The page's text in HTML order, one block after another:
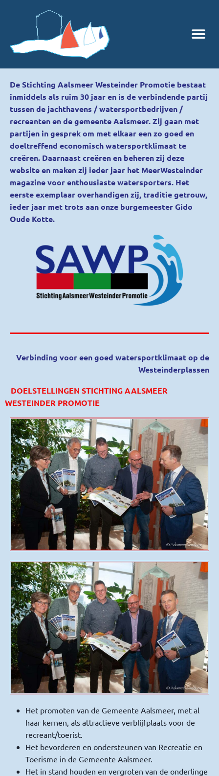
De Stichting Aalsmeer Westeinder Promotie bestaat
inmiddels als ruim 30 jaar en is de verbindende partij
tussen de jachthavens / watersportbedrijven /
recreanten en de gemeente Aalsmeer. Zij gaan met
partijen in gesprek om met elkaar een zo goed en
doeltreffend economisch watersportklimaat te
creëren. Daarnaast creëren en beheren zij deze
website en maken zij ieder jaar het MeerWesteinder
magazine voor enthousiaste watersporters. Het
eerste exemplaar overhandigen zij, traditie getrouw,
ieder jaar met trots aan onze burgemeester Gido
Oude Kotte.
Verbinding voor een goed watersportklimaat op de
Westeinderplassen
DOELSTELLINGEN STICHTING AALSMEER
WESTEINDER PROMOTIE
Het promoten van de Gemeente Aalsmeer, met al
haar kernen, als attractieve verblijfplaats voor de
recreant/toerist.
Het bevorderen en ondersteunen van Recreatie en
Toerisme in de Gemeente Aalsmeer.
Het in stand houden en vergroten van de onderlinge